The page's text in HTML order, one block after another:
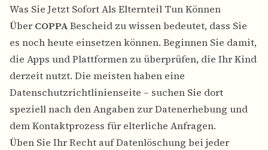
Was Sie Jetzt Sofort Als Elternteil Tun Können
Über COPPABescheid zu wissen bedeutet, dass Sie
es noch heute einsetzen können. Beginnen Sie damit,
die Apps und Plattformen zu überprüfen, die Ihr Kind
derzeit nutzt. Die meisten haben eine
Datenschutzrichtlinienseite – suchen Sie dort
speziell nach den Angaben zur Datenerhebung und
dem Kontaktprozess für elterliche Anfragen.
Üben Sie Ihr Recht auf Datenlöschung bei jeder